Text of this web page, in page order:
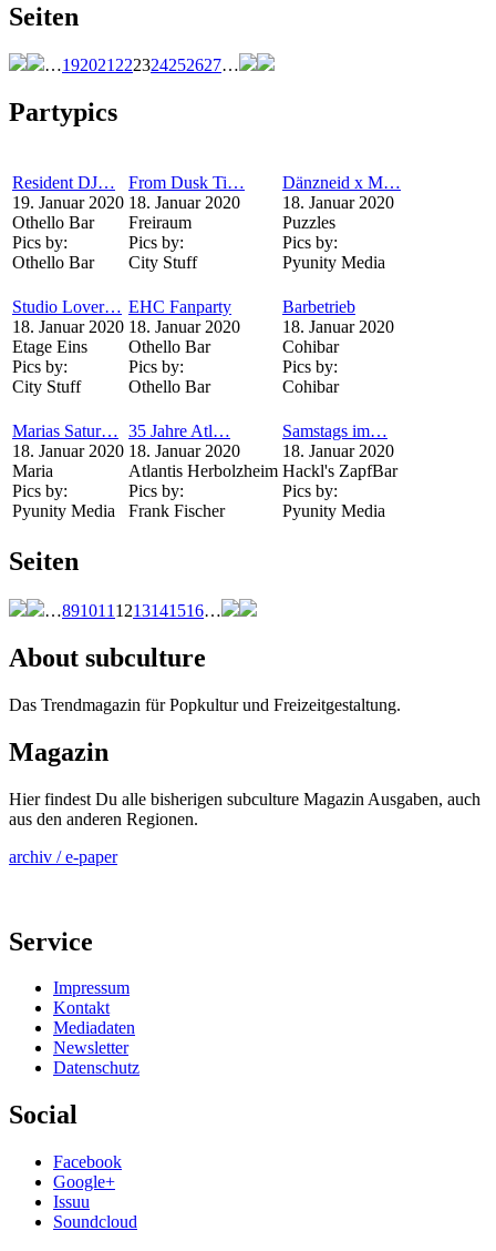
Seiten
…192021222324252627…
Partypics
Resident DJ…
19. Januar 2020
Othello Bar
Pics by:
Othello Bar
From Dusk Ti…
18. Januar 2020
Freiraum
Pics by:
City Stuff
Dänzneid x M…
18. Januar 2020
Puzzles
Pics by:
Pyunity Media
Studio Lover…
18. Januar 2020
Etage Eins
Pics by:
City Stuff
EHC Fanparty
18. Januar 2020
Othello Bar
Pics by:
Othello Bar
Barbetrieb
18. Januar 2020
Cohibar
Pics by:
Cohibar
Marias Satur…
18. Januar 2020
Maria
Pics by:
Pyunity Media
35 Jahre Atl…
18. Januar 2020
Atlantis Herbolzheim
Pics by:
Frank Fischer
Samstags im…
18. Januar 2020
Hackl's ZapfBar
Pics by:
Pyunity Media
Seiten
…891011 1213141516…
About subculture
Das Trendmagazin für Popkultur und Freizeitgestaltung.
Magazin
Hier findest Du alle bisherigen subculture Magazin Ausgaben, auch
aus den anderen Regionen.
archiv / e-paper
Service
Impressum
Kontakt
Mediadaten
Newsletter
Datenschutz
Social
Facebook
Google+
Issuu
Soundcloud